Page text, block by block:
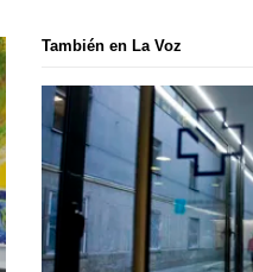
También en La Voz